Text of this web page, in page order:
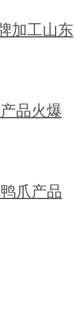
加工山东
品火爆
爪产品